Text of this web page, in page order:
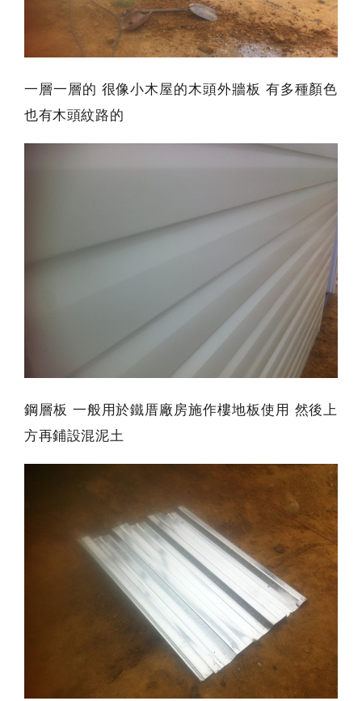
一層一層的 很像小木屋的木頭外牆板 有多種顏色
也有木頭紋路的
鋼層板 一般用於鐵厝廠房施作樓地板使用 然後上
方再鋪設混泥土